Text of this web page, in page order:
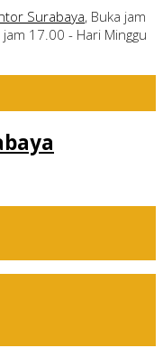
Surabaya, Buka jam
17.00 - Hari Minggu